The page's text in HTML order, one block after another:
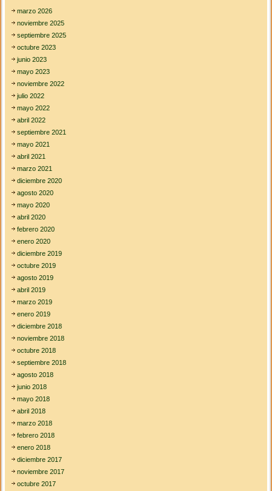
a
l
marzo 2026
noviembre 2025
septiembre 2025
octubre 2023
junio 2023
mayo 2023
noviembre 2022
julio 2022
mayo 2022
abril 2022
septiembre 2021
mayo 2021
abril 2021
marzo 2021
diciembre 2020
agosto 2020
mayo 2020
abril 2020
febrero 2020
enero 2020
diciembre 2019
octubre 2019
agosto 2019
abril 2019
marzo 2019
enero 2019
diciembre 2018
noviembre 2018
octubre 2018
septiembre 2018
agosto 2018
junio 2018
mayo 2018
abril 2018
marzo 2018
febrero 2018
enero 2018
diciembre 2017
noviembre 2017
octubre 2017